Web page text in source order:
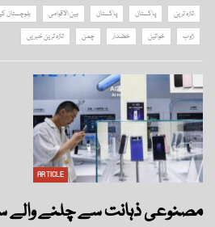
بلوچستان بین الاقوامی پاکستان پاکستان
تازہ ترین
تازہ ترین خبریں
چمن خضدار خواتین ژوب
ARTICLE
مصنوعی ذہانت سے چلنے والے